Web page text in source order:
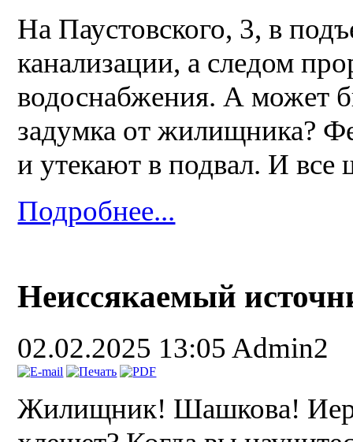
На Паустовского, 3, в
канализации, а следом
водоснабжения. А может
задумка от жилищника?
и утекают в подвал. И
Подробнее...
Неиссякаемый
02.02.2025 13:05 Admin2
Жилищник! Шашкова!